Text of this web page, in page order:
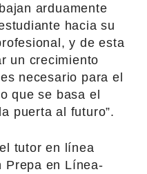
arduamente
hacia su
y de esta
un crecimiento
necesario para el
que se basa el
puerta al futuro”.
tutor en línea
Prepa en Línea-